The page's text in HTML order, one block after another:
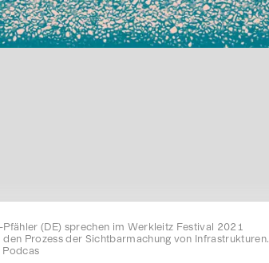
(DE) sprechen im Werkleitz Festival 2021
Prozess der Sichtbarmachung von Infrastrukturen.
Stitcher Apple Podcas